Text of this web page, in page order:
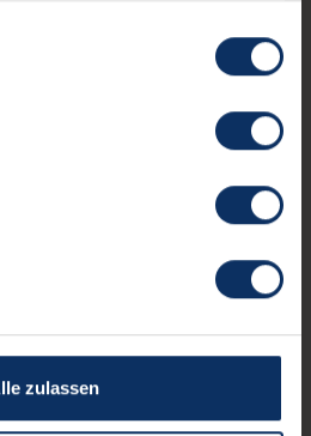
zulassen
WAS